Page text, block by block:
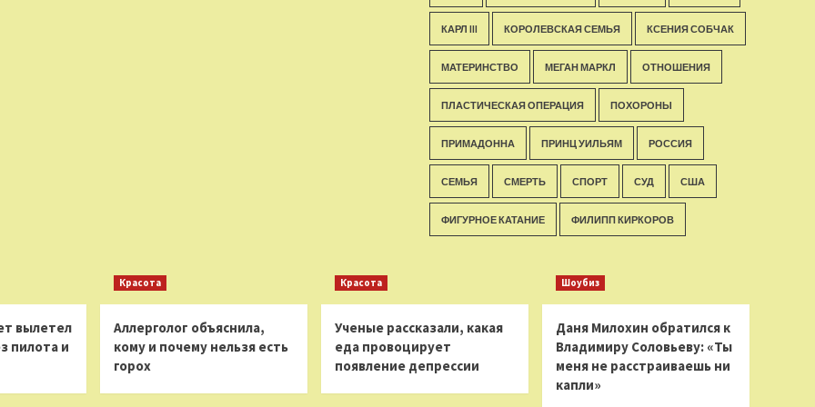
КАРЛ III КОРОЛЕВСКАЯ СЕМЬЯ КСЕНИЯ СОБЧАК
МАТЕРИНСТВО МЕГАН МАРКЛ ОТНОШЕНИЯ
ПЛАСТИЧЕСКАЯ ОПЕРАЦИЯ ПОХОРОНЫ
ПРИМАДОННА ПРИНЦ УИЛЬЯМ РОССИЯ
СЕМЬЯ СМЕРТЬ СПОРТ СУД США
ФИГУРНОЕ КАТАНИЕ ФИЛИПП КИРКОРОВ
вылетел
пилота и
Красота
Аллерголог объяснила,
кому и почему нельзя есть
горох
Красота
Ученые рассказали, какая
еда провоцирует
появление депрессии
Шоубиз
Даня Милохин обратился к
Владимиру Соловьеву: «Ты
меня не расстраиваешь ни
капли»